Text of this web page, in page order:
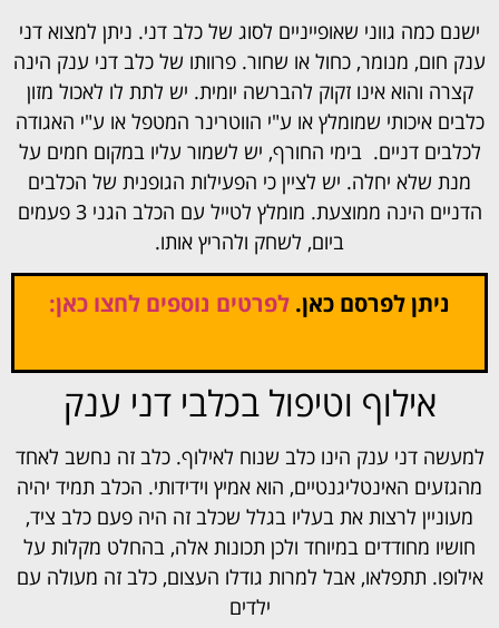
ישנם כמה גווני שאופייניים לסוג של כלב דני. ניתן למצוא דני
ענק חום, מנומר, כחול או שחור. פרוותו של כלב דני ענק הינה
קצרה והוא אינו זקוק להברשה יומית. יש לתת לו לאכול מזון
כלבים איכותי שמומלץ או ע"י הווטרינר המטפל או ע"י האגודה
לכלבים דניים. בימי החורף, יש לשמור עליו במקום חמים על
מנת שלא יחלה. יש לציין כי הפעילות הגופנית של הכלבים
הדניים הינה ממוצעת. מומלץ לטייל עם הכלב הגני 3 פעמים
ביום, לשחק ולהריץ אותו.
ניתן לפרסם כאן. לפרטים נוספים לחצו כאן:
אילוף וטיפול בכלבי דני ענק
למעשה דני ענק הינו כלב שנוח לאילוף. כלב זה נחשב לאחד
מהגזעים האינטליגנטיים, הוא אמיץ וידידותי. הכלב תמיד יהיה
מעוניין לרצות את בעליו בגלל שכלב זה היה פעם כלב ציד,
חושיו מחודדים במיוחד ולכן תכונות אלה, בהחלט מקלות על
אילופו. תתפלאו, אבל למרות גודלו העצום, כלב זה מעולה עם
ילדים